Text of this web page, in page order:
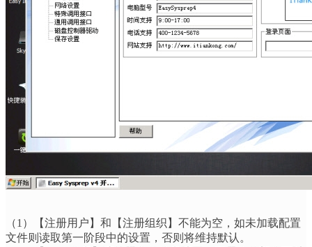
（1 ）【注册用户】和【注册组织】不能为空，如未加载配置
文件则读取第一阶段中的设置，否则将维持默认。